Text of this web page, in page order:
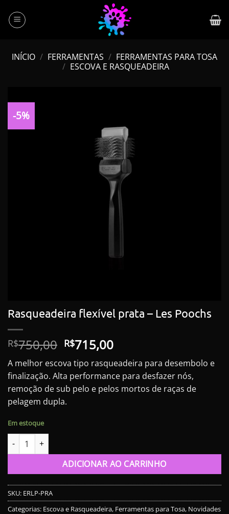
content
INÍCIO / FERRAMENTAS / FERRAMENTAS PARA TOSA
/ ESCOVA E RASQUEADEIRA
-5%
Rasqueadeira flexível prata – Les Poochs
R$750,00 O
preço
original
era:
R$750,00.
R$715,00O
preço
atual
é:
R$715,00.
A melhor escova tipo rasqueadeira para desembolo e
finalização. Alta performance para desfazer nós,
remoção de sub pelo e pelos mortos de raças de
pelagem dupla.
Em estoque
Rasqueadeira flexível prata - Les Poochs quantidade
ADICIONAR AO CARRINHO
SKU: ERLP-PRA
Categorias: Escova e Rasqueadeira, Ferramentas para Tosa, Novidades